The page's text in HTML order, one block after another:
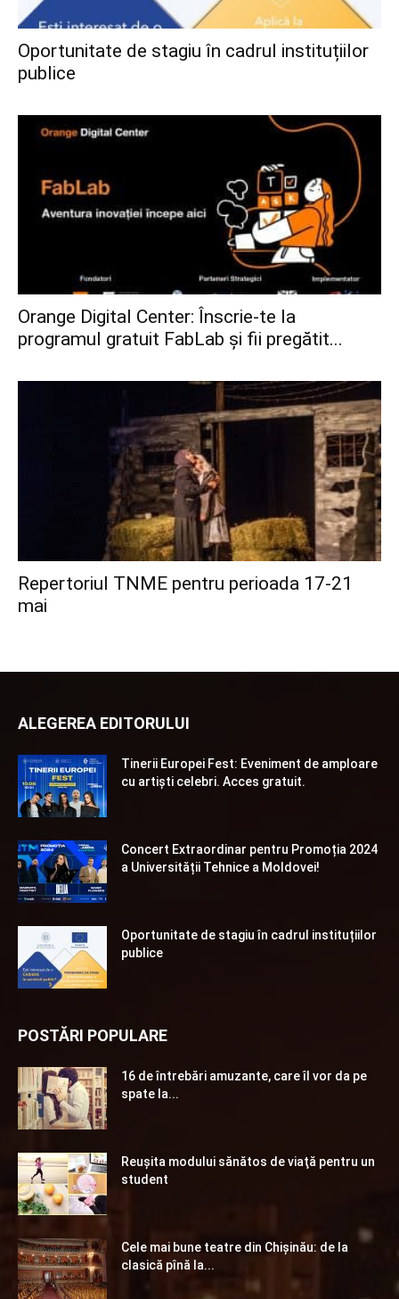
Oportunitate de stagiu în cadrul instituțiilor
publice
Orange Digital Center: Înscrie-te la
programul gratuit FabLab și fii pregătit...
Repertoriul TNME pentru perioada 17-21
mai
ALEGEREA EDITORULUI
Tinerii Europei Fest: Eveniment de amploare
cu artiști celebri. Acces gratuit.
Concert Extraordinar pentru Promoția 2024
a Universității Tehnice a Moldovei!
Oportunitate de stagiu în cadrul instituțiilor
publice
POSTĂRI POPULARE
16 de întrebări amuzante, care îl vor da pe
spate la...
Reuşita modului sănătos de viaţă pentru un
student
Cele mai bune teatre din Chişinău: de la
clasică pînă la...